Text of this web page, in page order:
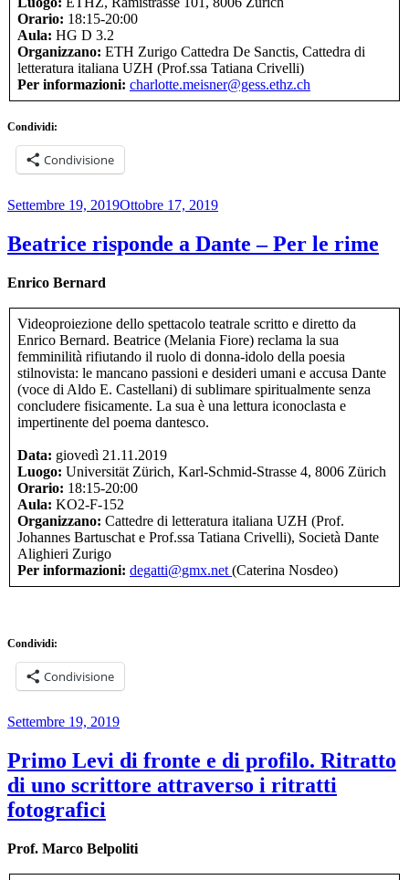
Orario: 18:15-20:00
Aula: HG D 3.2
Organizzano: ETH Zurigo Cattedra De Sanctis, Cattedra di
letteratura italiana UZH (Prof.ssa Tatiana Crivelli)
Per informazioni: charlotte.meisner@gess.ethz.ch
Condividi:
Condivisione
Pubblicato
Settembre 19, 2019Ottobre 17, 2019
Beatrice risponde a Dante – Per le rime
Enrico Bernard
Videoproiezione dello spettacolo teatrale scritto e diretto da
Enrico Bernard. Beatrice (Melania Fiore) reclama la sua
femminilità rifiutando il ruolo di donna-idolo della poesia
stilnovista: le mancano passioni e desideri umani e accusa Dante
(voce di Aldo E. Castellani) di sublimare spiritualmente senza
concludere fisicamente. La sua è una lettura iconoclasta e
impertinente del poema dantesco.
Data: giovedì 21.11.2019
Luogo: Universität Zürich, Karl-Schmid-Strasse 4, 8006 Zürich
Orario: 18:15-20:00
Aula: KO2-F-152
Organizzano: Cattedre di letteratura italiana UZH (Prof.
Johannes Bartuschat e Prof.ssa Tatiana Crivelli), Società Dante
Alighieri Zurigo
Per informazioni: degatti@gmx.net (Caterina Nosdeo)
Condividi:
Condivisione
Pubblicato
Settembre 19, 2019
Primo Levi di fronte e di profilo. Ritratto
di uno scrittore attraverso i ritratti
fotografici
Prof. Marco Belpoliti